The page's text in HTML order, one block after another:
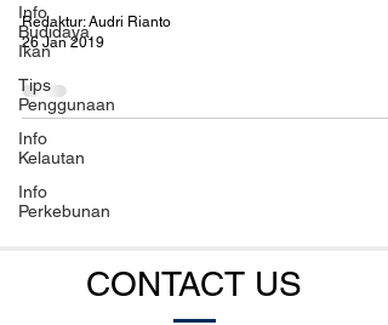
Info
Budidaya
Ikan
Tips
Penggunaan
Info
Kelautan
Info
Perkebunan
Redaktur: Audri Rianto
26 Jan 2019
CONTACT US